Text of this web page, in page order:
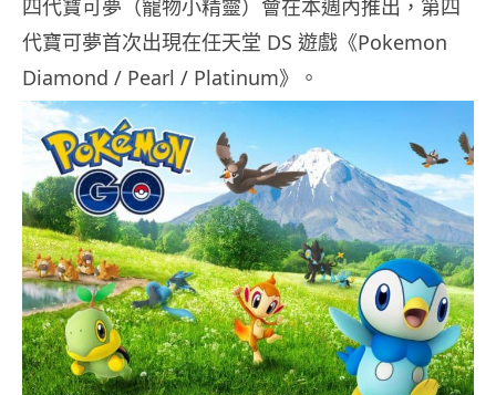
四代寶可夢（寵物小精靈）會在本週內推出，第四
代寶可夢首次出現在任天堂 DS 遊戲《Pokemon
Diamond / Pearl / Platinum》。